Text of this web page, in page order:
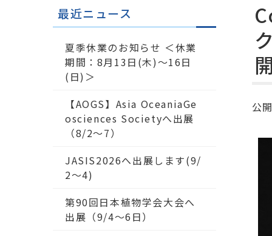
最近ニュース
夏季休業のお知らせ ＜休業
期間：8月13日(木)～16日
(日)＞
【AOGS】Asia OceaniaGe
osciences Societyへ出展
（8/2～7）
JASIS2026へ出展します(9/
2～4)
第90回日本植物学会大会へ
出展（9/4〜6日）
公